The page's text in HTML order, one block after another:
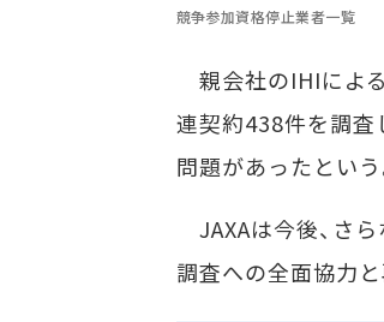
競争参加資格停止業者一覧
親会社のIHIによ
連契約438件を調査
問題があったとい
JAXAは今後、さ
調査への全面協力